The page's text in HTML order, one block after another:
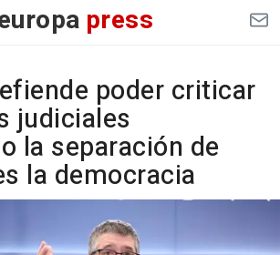
press
poder criticar
judiciales
la separación de
la democracia